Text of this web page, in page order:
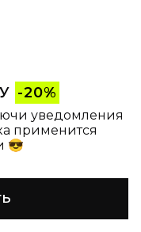
-20%
уведомления
применится
😎
Новости Профиль